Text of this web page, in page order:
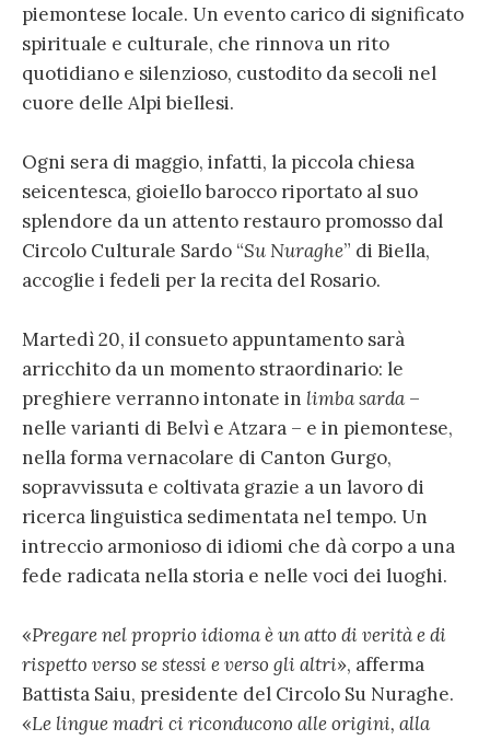
piemontese locale. Un evento carico di significato
spirituale e culturale, che rinnova un rito
quotidiano e silenzioso, custodito da secoli nel
cuore delle Alpi biellesi.
Ogni sera di maggio, infatti, la piccola chiesa
seicentesca, gioiello barocco riportato al suo
splendore da un attento restauro promosso dal
Circolo Culturale Sardo “Su Nuraghe” di Biella,
accoglie i fedeli per la recita del Rosario.
Martedì 20, il consueto appuntamento sarà
arricchito da un momento straordinario: le
preghiere verranno intonate in limba sarda –
nelle varianti di Belvì e Atzara – e in piemontese,
nella forma vernacolare di Canton Gurgo,
sopravvissuta e coltivata grazie a un lavoro di
ricerca linguistica sedimentata nel tempo. Un
intreccio armonioso di idiomi che dà corpo a una
fede radicata nella storia e nelle voci dei luoghi.
«Pregare nel proprio idioma è un atto di verità e di
rispetto verso se stessi e verso gli altri», afferma
Battista Saiu, presidente del Circolo Su Nuraghe.
«Le lingue madri ci riconducono alle origini, alla